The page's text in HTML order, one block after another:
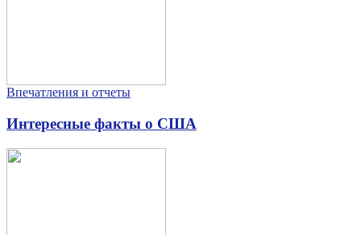
Впечатления и отчеты
Интересные факты о США